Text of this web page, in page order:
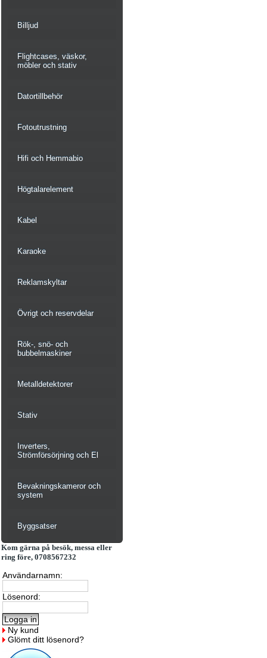
Billjud
Flightcases, väskor,
möbler och stativ
Datortillbehör
Fotoutrustning
Hifi och Hemmabio
Högtalarelement
Kabel
Karaoke
Reklamskyltar
Övrigt och reservdelar
Rök-, snö- och
bubbelmaskiner
Metalldetektorer
Stativ
Inverters,
Strömförsörjning och El
Bevakningskameror och
system
Byggsatser
Kom gärna på besök, messa eller
ring före, 0708567232
Användarnamn:
Lösenord:
Ny kund
Glömt ditt lösenord?